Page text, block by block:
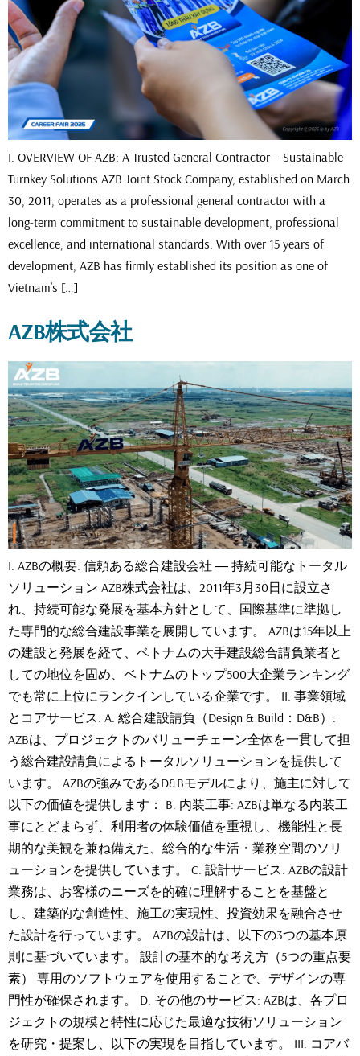
I. OVERVIEW OF AZB: A Trusted General Contractor – Sustainable
Turnkey Solutions AZB Joint Stock Company, established on March
30, 2011, operates as a professional general contractor with a
long-term commitment to sustainable development, professional
excellence, and international standards. With over 15 years of
development, AZB has firmly established its position as one of
Vietnam’s […]
AZB株式会社
I. AZBの概要: 信頼ある総合建設会社 ― 持続可能なトータル
ソリューション AZB株式会社は、2011年3月30日に設立さ
れ、持続可能な発展を基本方針として、国際基準に準拠し
た専門的な総合建設事業を展開しています。 AZBは15年以上
の建設と発展を経て、ベトナムの大手建設総合請負業者と
しての地位を固め、ベトナムのトップ500大企業ランキング
でも常に上位にランクインしている企業です。 II. 事業領域
とコアサービス: A. 総合建設請負（Design & Build：D&B）:
AZBは、プロジェクトのバリューチェーン全体を一貫して担
う総合建設請負によるトータルソリューションを提供して
います。 AZBの強みであるD&Bモデルにより、施主に対して
以下の価値を提供します： B. 内装工事: AZBは単なる内装工
事にとどまらず、利用者の体験価値を重視し、機能性と長
期的な美観を兼ね備えた、総合的な生活・業務空間のソリ
ューションを提供しています。 C. 設計サービス: AZBの設計
業務は、お客様のニーズを的確に理解することを基盤と
し、建築的な創造性、施工の実現性、投資効果を融合させ
た設計を行っています。 AZBの設計は、以下の3つの基本原
則に基づいています。 設計の基本的な考え方（5つの重点要
素） 専用のソフトウェアを使用することで、デザインの専
門性が確保されます。 D. その他のサービス: AZBは、各プロ
ジェクトの規模と特性に応じた最適な技術ソリューション
を研究・提案し、以下の実現を目指しています。 III. コアバ